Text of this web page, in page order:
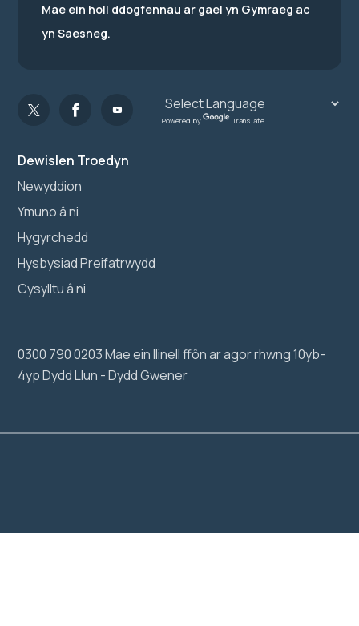
Dewislen Troedyn
Newyddion
Ymuno â ni
Hygyrchedd
Hysbysiad Preifatrwydd
Cysylltu â ni
0300 790 0203 Mae ein llinell ffôn ar agor rhwng 10yb-
4yp Dydd Llun - Dydd Gwener
Mae ein holl ddogfennau ar gael yn Gymraeg ac
yn Saesneg.
Powered by Translate